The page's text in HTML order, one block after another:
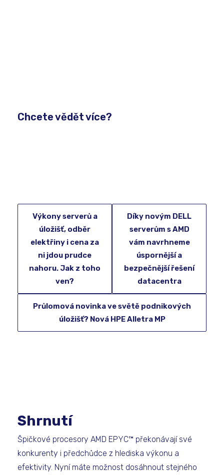
Chcete vědět více?
Výkony serverů a
úložišť, odběr
elektřiny i cena za
ni jdou prudce
nahoru. Jak z toho
ven?
Díky novým DELL
serverům s AMD
vám navrhneme
úspornější a
bezpečnější řešení
datacentra
Průlomová novinka ve světě podnikových
úložišť? Nová HPE Alletra MP
Shrnutí
Špičkové procesory AMD EPYC™ překonávají své
konkurenty i předchůdce z hlediska výkonu a
efektivity. Nyní máte možnost dosáhnout stejného